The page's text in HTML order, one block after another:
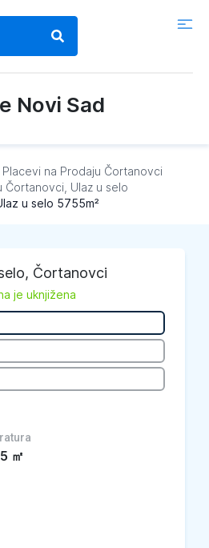
Novi Sad
Placevi na Prodaju Čortanovci
Čortanovci, Ulaz u selo
u selo 5755m²
, Čortanovci
je uknjižena
㎡